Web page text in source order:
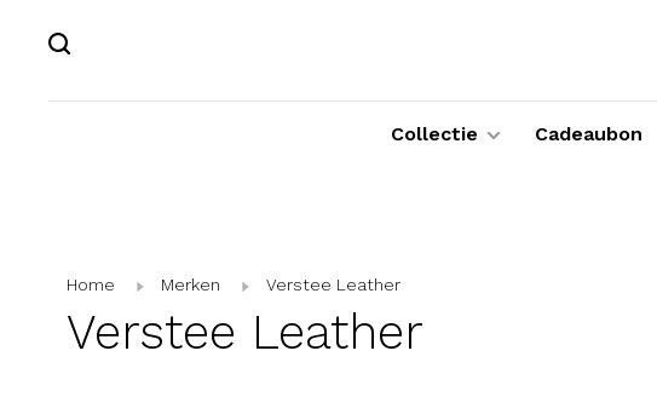
Collectie Cadeaubon
Home Merken Verstee Leather
Verstee Leather